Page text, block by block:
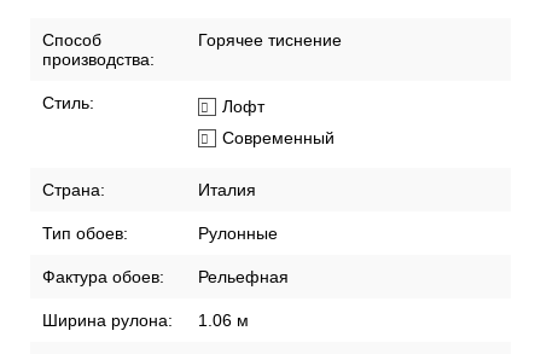
Способ
производства:
Горячее тиснение
Стиль:
Лофт
Современный
Страна: Италия
Тип обоев: Рулонные
Фактура обоев: Рельефная
Ширина рулона: 1.06 м